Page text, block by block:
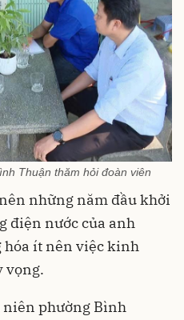
Thuận thăm hỏi đoàn viên
những năm đầu khởi
điện nước của anh
hóa ít nên việc kinh
vọng.
phường Bình